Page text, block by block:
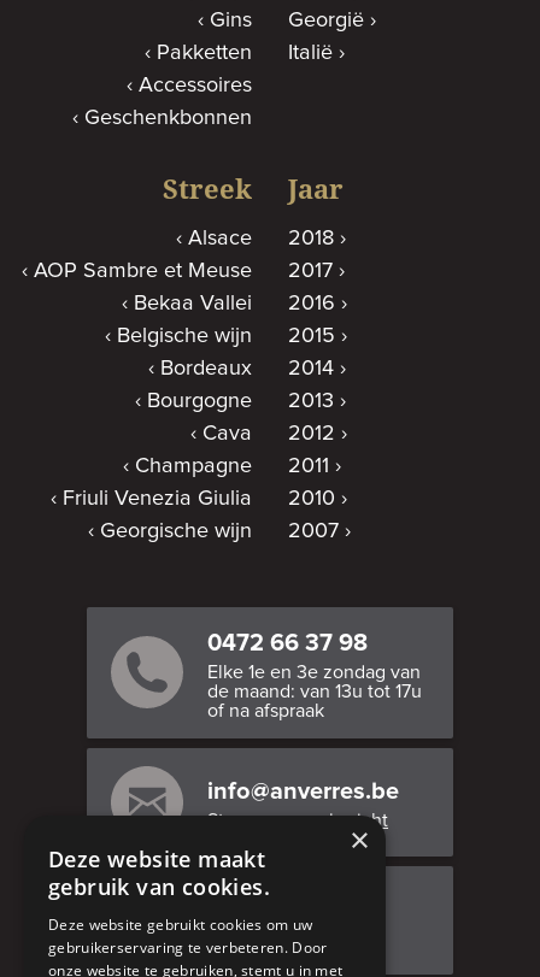
Gins
Pakketten
Accessoires
Geschenkbonnen
Georgië
Italië
Streek
Alsace
AOP Sambre et Meuse
Bekaa Vallei
Belgische wijn
Bordeaux
Bourgogne
Cava
Champagne
Friuli Venezia Giulia
Georgische wijn
Jaar
2018
2017
2016
2015
2014
2013
2012
2011
2010
2007
0472 66 37 98
Elke 1e en 3e zondag van
de maand: van 13u tot 17u
of na afspraak
info@anverres.be
Stuur ons een bericht
Adresgegevens
×
Deze website maakt
gebruik van cookies.
Deze website gebruikt cookies om uw
gebruikerservaring te verbeteren. Door
onze website te gebruiken, stemt u in met